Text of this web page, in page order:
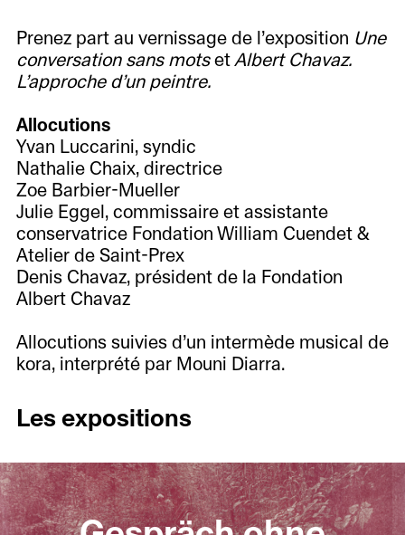
Prenez part au vernissage de l’exposition Une
conversation sans motsetAlbert Chavaz.
L’approche d’un peintre.
Allocutions
Yvan Luccarini, syndic
Nathalie Chaix, directrice
Zoe Barbier-Mueller
Julie Eggel, commissaire et assistante
conservatrice Fondation William Cuendet &
Atelier de Saint-Prex
Denis Chavaz, président de la Fondation
Albert Chavaz
Allocutions suivies d’un intermède musical de
kora, interprété par Mouni Diarra.
Les expositions